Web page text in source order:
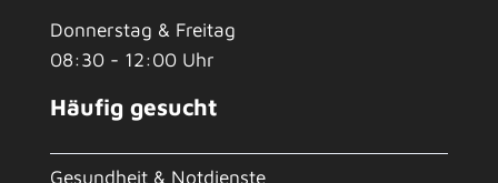
Donnerstag & Freitag
08:30 - 12:00 Uhr
Häufig gesucht
Gesundheit & Notdienste